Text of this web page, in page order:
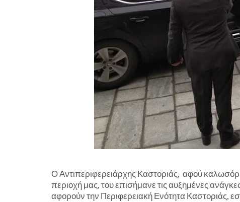
Ο Αντιπεριφερειάρχης Καστοριάς, αφού
περιοχή μας, του επισήμανε τις αυξημένες
αφορούν την Περιφερειακή Ενότητα Καστοριάς,